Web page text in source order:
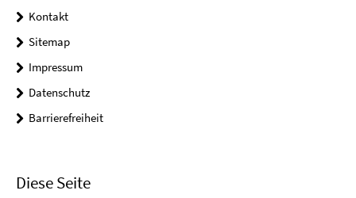
Kontakt
Sitemap
Impressum
Datenschutz
Barrierefreiheit
Diese Seite